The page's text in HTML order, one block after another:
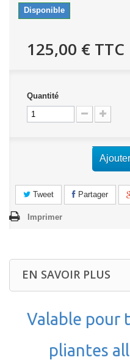
Disponible
125,00 € TTC
Quantité
Tweet Partager
Imprimer
EN SAVOIR PLUS
Valable pour
pliantes